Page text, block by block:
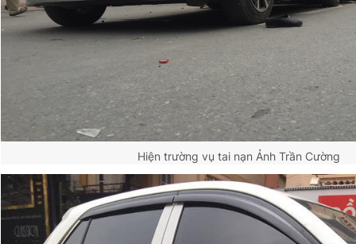
Hiện trường vụ tai nạn Ảnh Trần Cường